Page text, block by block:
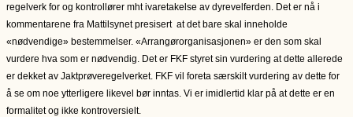
regelverk for og kontrollører mht ivaretakelse av dyrevelferden. Det er nå i
kommentarene fra Mattilsynet presisert at det bare skal inneholde
«nødvendige» bestemmelser. «Arrangørorganisasjonen» er den som skal
vurdere hva som er nødvendig. Det er FKF styret sin vurdering at dette allerede
er dekket av Jaktprøveregelverket. FKF vil foreta særskilt vurdering av dette for
å se om noe ytterligere likevel bør inntas. Vi er imidlertid klar på at dette er en
formalitet og ikke kontroversielt.